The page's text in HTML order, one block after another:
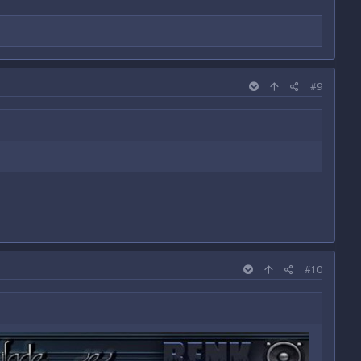
#9
#10